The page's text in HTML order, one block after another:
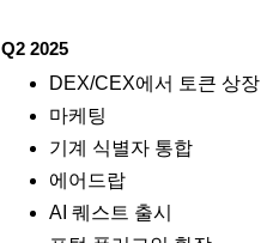
Q2 2025
DEX/CEX에서 토큰 상장
마케팅
기계 식별자 통합
에어드랍
AI 퀘스트 출시